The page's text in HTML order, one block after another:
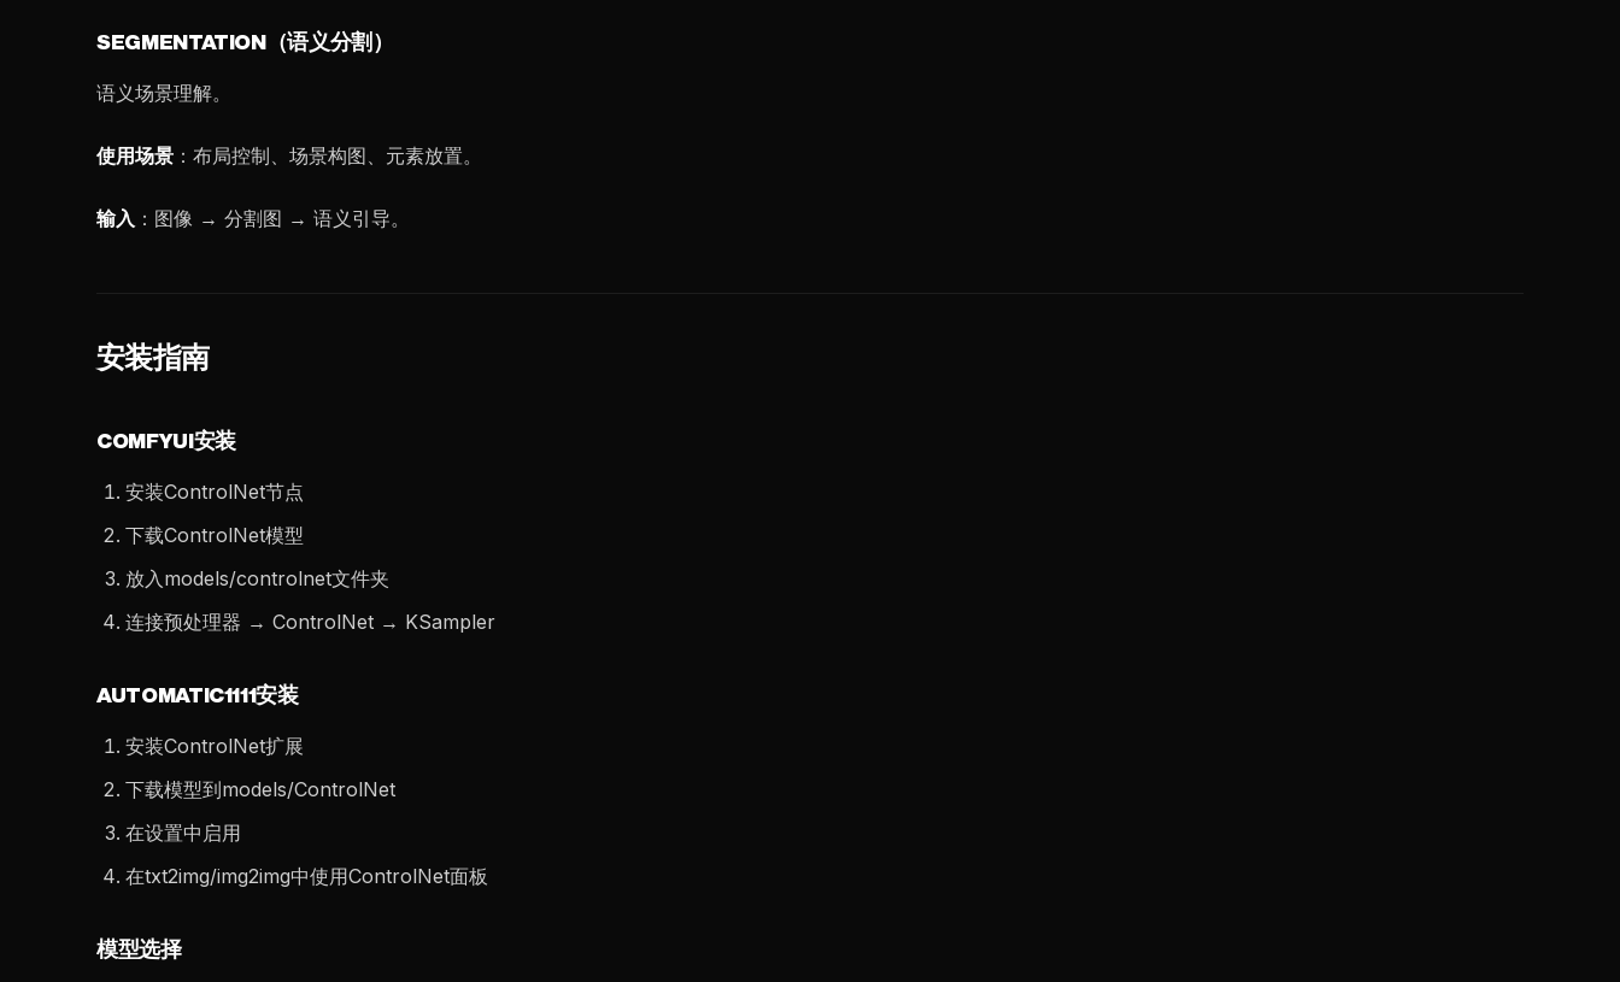
SEGMENTATION（语义分割）
语义场景理解。
使用场景 ：布局控制、场景构图、元素放置。
输入 ：图像 → 分割图 → 语义引导。
安装指南
COMFYUI安装
安装ControlNet节点
下载ControlNet模型
放入models/controlnet文件夹
连接预处理器 → ControlNet → KSampler
AUTOMATIC1111安装
安装ControlNet扩展
下载模型到models/ControlNet
在设置中启用
在txt2img/img2img中使用ControlNet面板
模型选择